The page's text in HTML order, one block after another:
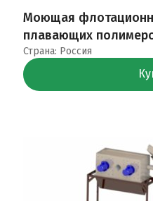
Моющая
плавающих
Страна: Россия